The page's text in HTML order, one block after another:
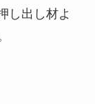
し出し材よ